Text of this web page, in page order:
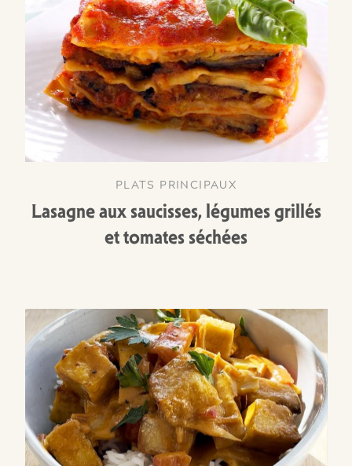
PLATS PRINCIPAUX
Lasagne aux saucisses, légumes grillés
et tomates séchées